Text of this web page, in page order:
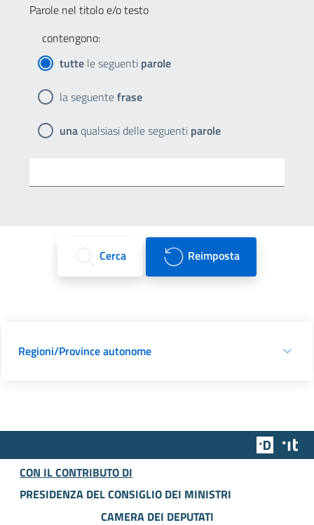
Parole nel titolo e/o testo
contengono:
tutte le seguenti parole
la seguentefrase
unaqualsiasi delle seguenti parole
Cerca Reimposta
Regioni/Province autonome
Team
CON IL CONTRIBUTO DI
PRESIDENZA DEL CONSIGLIO DEI MINISTRI
CAMERA DEI DEPUTATI